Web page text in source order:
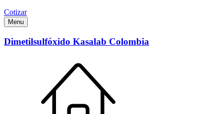
Cotizar
Menu
Dimetilsulfóxido Kasalab Colombia